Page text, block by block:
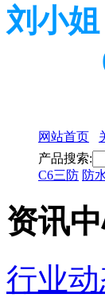
刘小
网站首页
产品搜索:
C6三防 防
资讯
行业